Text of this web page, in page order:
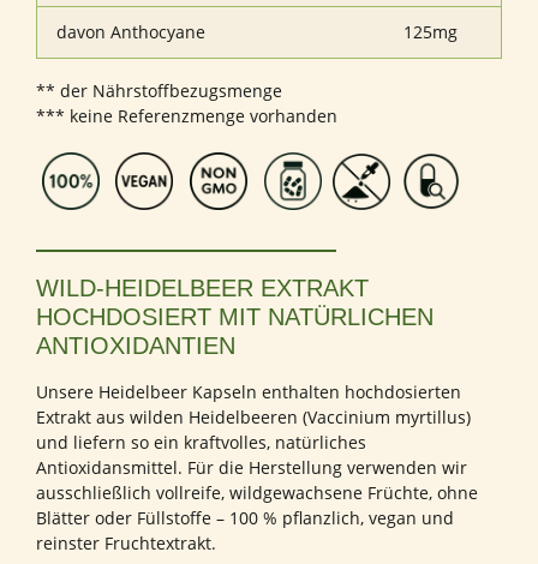
davon Anthocyane 125mg
** der Nährstoffbezugsmenge
*** keine Referenzmenge vorhanden
WILD-HEIDELBEER EXTRAKT
HOCHDOSIERT MIT NATÜRLICHEN
ANTIOXIDANTIEN
Unsere Heidelbeer Kapseln enthalten hochdosierten
Extrakt aus wilden Heidelbeeren (Vaccinium myrtillus)
und liefern so ein kraftvolles, natürliches
Antioxidansmittel. Für die Herstellung verwenden wir
ausschließlich vollreife, wildgewachsene Früchte, ohne
Blätter oder Füllstoffe – 100 % pflanzlich, vegan und
reinster Fruchtextrakt.